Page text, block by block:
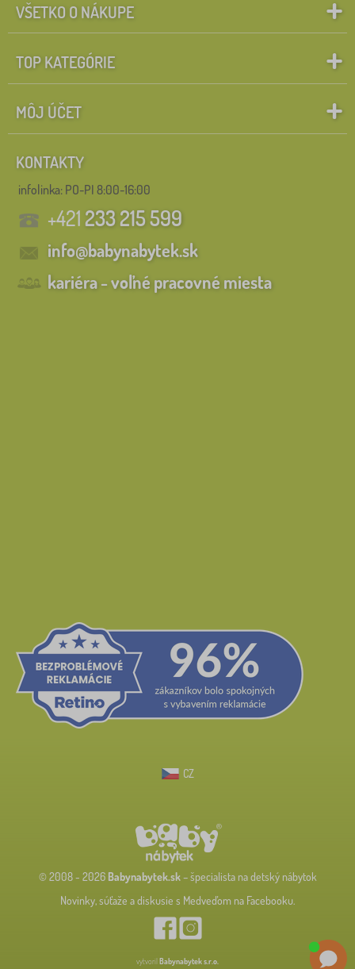
VŠETKO O NÁKUPE
TOP KATEGÓRIE
MÔJ ÚČET
KONTAKTY
infolinka: PO-PI 8:00-16:00
+421233 215 599
info@babynabytek.sk
kariéra - voľné pracovné miesta
CZ
© 2008 - 2026 Babynabytek.sk– špecialista na detský nábytok
Novinky, súťaže a diskusie s Medveďom na Facebooku.
vytvoril Babynabytek s.r.o.